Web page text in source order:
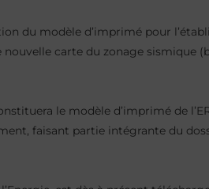
du modèle d’imprimé pour
carte du zonage sismique
le modèle d’imprimé de
faisant partie intégrante du